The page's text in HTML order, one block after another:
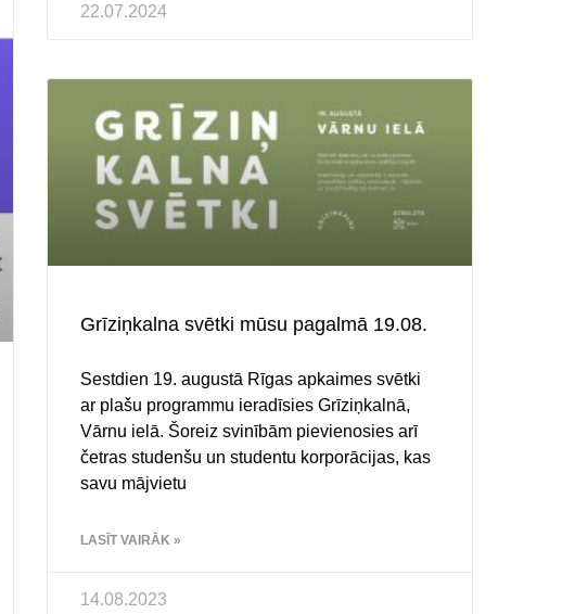
22.07.2024
Grīziņkalna svētki mūsu pagalmā 19.08.
Sestdien 19. augustā Rīgas apkaimes svētki
ar plašu programmu ieradīsies Grīziņkalnā,
Vārnu ielā. Šoreiz svinībām pievienosies arī
četras studenšu un studentu korporācijas, kas
savu mājvietu
LASĪT VAIRĀK »
14.08.2023